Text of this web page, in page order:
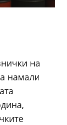
на
намали